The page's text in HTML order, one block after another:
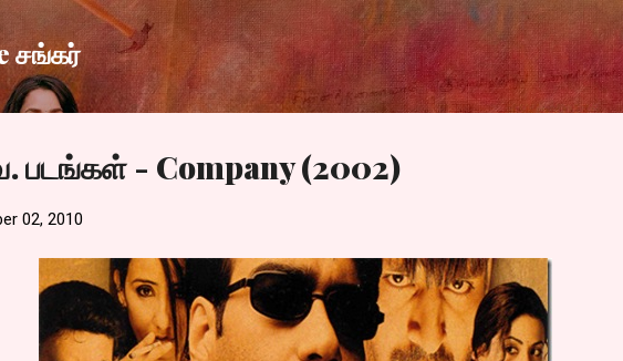
Skip to main content
சங்கர்
படங்கள் - Company (2002)
02, 2010